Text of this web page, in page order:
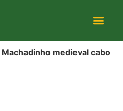
Machadinho medieval cabo